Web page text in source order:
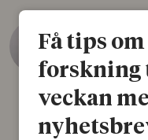
22 juni
Det
Få tips
forskning
veckan